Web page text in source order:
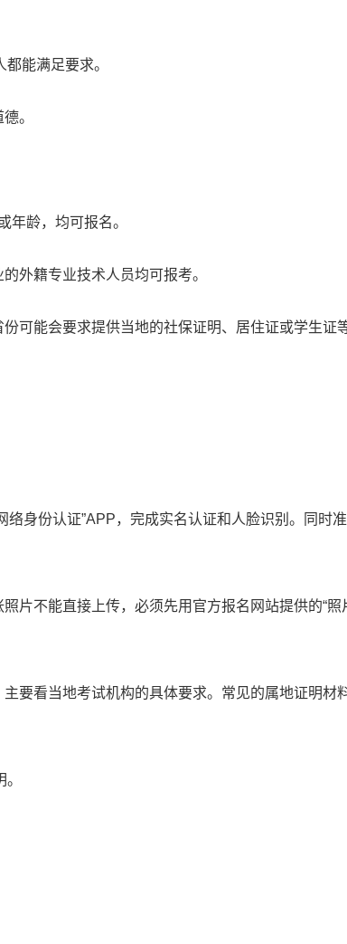
能满足要求。
。
年龄，均可报名。
外籍专业技术人员均可报考。
可能会要求提供当地的社保证明、居住证或学生证
身份认证”APP，完成实名认证和人脸识别。同时
片不能直接上传，必须先用官方报名网站提供的“照
要看当地考试机构的具体要求。常见的属地证明材